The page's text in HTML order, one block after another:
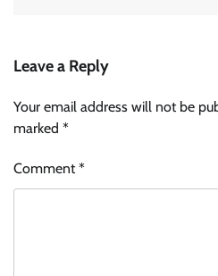
Leave a Reply
Your email address will not be
marked *
Comment*